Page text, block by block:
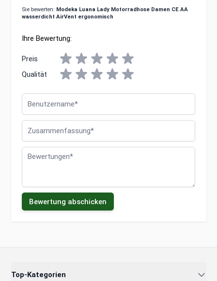
Sie bewerten: Modeka Luana Lady Motorradhose Damen CE AA
wasserdicht AirVent ergonomisch
Ihre Bewertung:
Preis
Qualität
Bewertungen
Bewertung abschicken
Top-Kategorien